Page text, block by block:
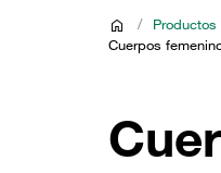
/ Productos
Cuerpos